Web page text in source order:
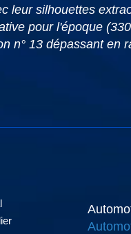
leur silhouettes
pour l'époque
n° 13 dépassant en